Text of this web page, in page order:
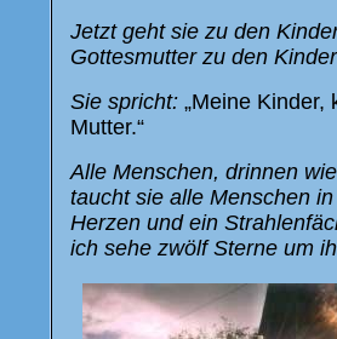
Jetzt geht sie zu den
Gottesmutter zu den
Sie spricht: „Meine
Mutter.“
Alle Menschen, drinnen
taucht sie alle Menschen
Herzen und ein
ich sehe zwölf Sterne um